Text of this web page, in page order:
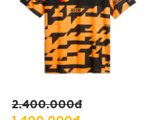
2.400.000đ